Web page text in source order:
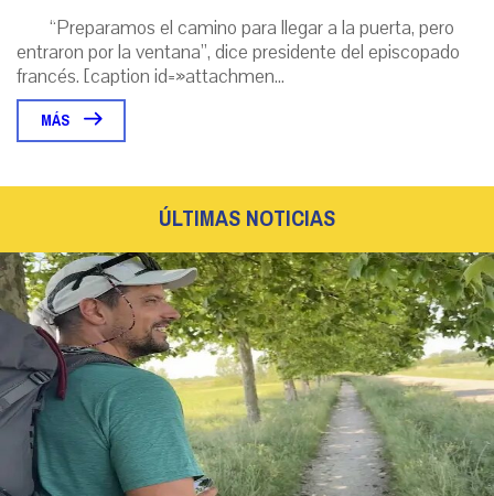
“Preparamos el camino para llegar a la puerta, pero
entraron por la ventana”, dice presidente del episcopado
francés. [caption id=»attachmen...
MÁS
ÚLTIMAS NOTICIAS